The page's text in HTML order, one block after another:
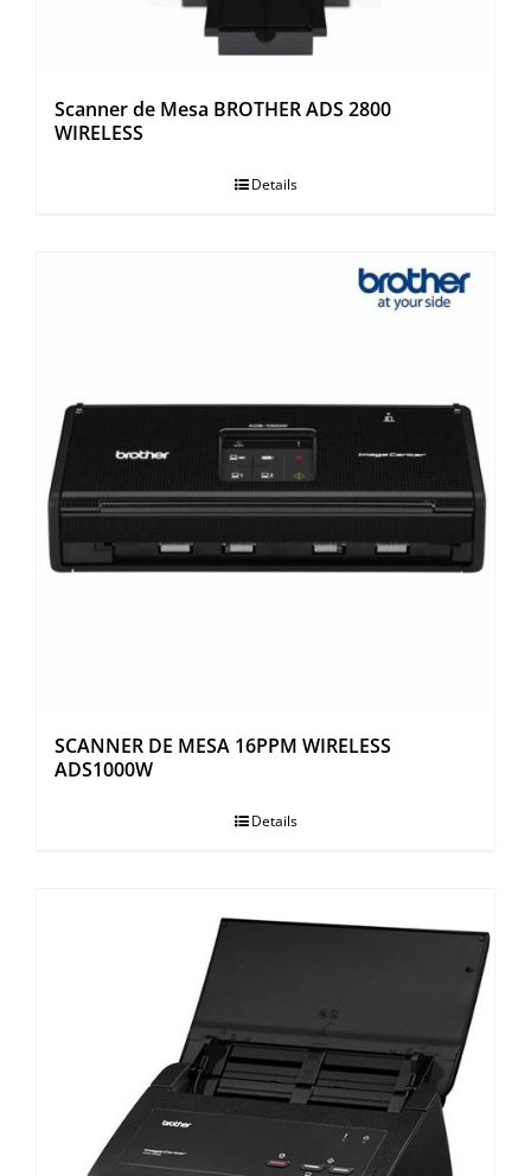
Scanner de Mesa BROTHER ADS 2800
WIRELESS
Details
SCANNER DE MESA 16PPM WIRELESS
ADS1000W
Details